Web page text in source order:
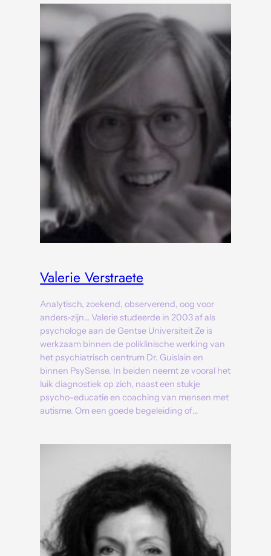
Valerie Verstraete
Analytisch, zoekend, observerend, oog voor
anders-zijn… Valerie studeerde in 2003 af als
psychologe aan de Gentse Universiteit Ze is
werkzaam binnen de poliklinische werking van
het psychiatrisch centrum Dr. Guislain en
binnen PsySense. In beiden neemt ze vooral het
luik diagnostiek op zich, naast een stukje
psycho-educatie en coaching van mensen met
autisme. Om een goede begeleiding of…